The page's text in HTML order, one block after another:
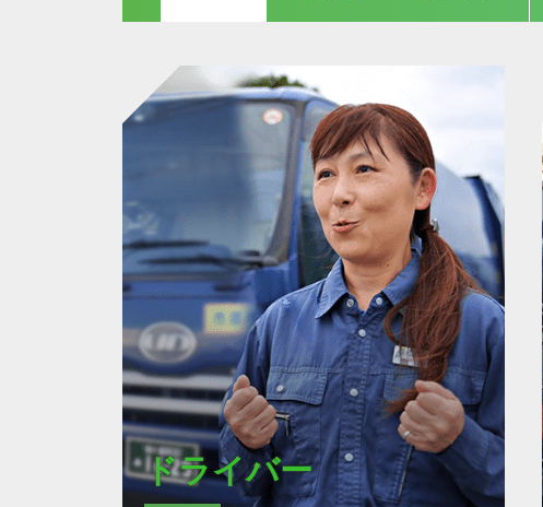
ドライバー